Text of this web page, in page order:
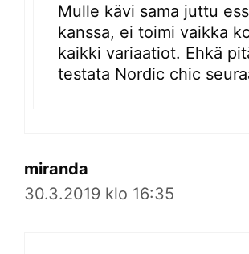
Mulle kävi sama juttu
kanssa, ei toimi vaikka
kaikki variaatiot. Ehkä
testata Nordic chic
miranda
30.3.2019 klo 16:35